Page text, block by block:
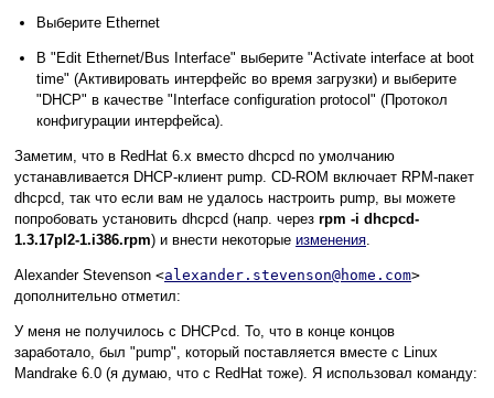
Выберите Ethernet
В "Edit Ethernet/Bus Interface" выберите "Activate interface at boot
time" (Активировать интерфейс во время загрузки) и выберите
"DHCP" в качестве "Interface configuration protocol" (Протокол
конфигурации интерфейса).
Заметим, что в RedHat 6.x вместо dhcpcd по умолчанию
устанавливается DHCP-клиент pump. CD-ROM включает RPM-пакет
dhcpcd, так что если вам не удалось настроить pump, вы можете
попробовать установить dhcpcd (напр. через rpm -i dhcpcd-
1.3.17pl2-1.i386.rpm) и внести некоторые изменения
Alexander Stevenson <alexander.stevenson@home.com>
дополнительно отметил:
У меня не получилось с DHCPcd. То, что в конце концов
заработало, был "pump", который поставляется вместе с Linux
Mandrake 6.0 (я думаю, что с RedHat тоже). Я использовал команду: